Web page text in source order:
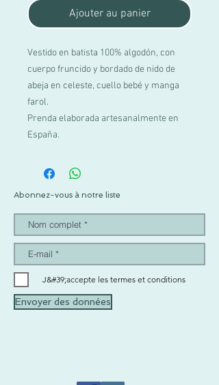
Ajouter au panier
Vestido en batista 100% algodón, con
cuerpo fruncido y bordado de nido de
abeja en celeste, cuello bebé y manga
farol.
Prenda elaborada artesanalmente en
España.
Abonnez-vous à notre liste
J&#39;accepte les termes et conditions
Envoyer des données